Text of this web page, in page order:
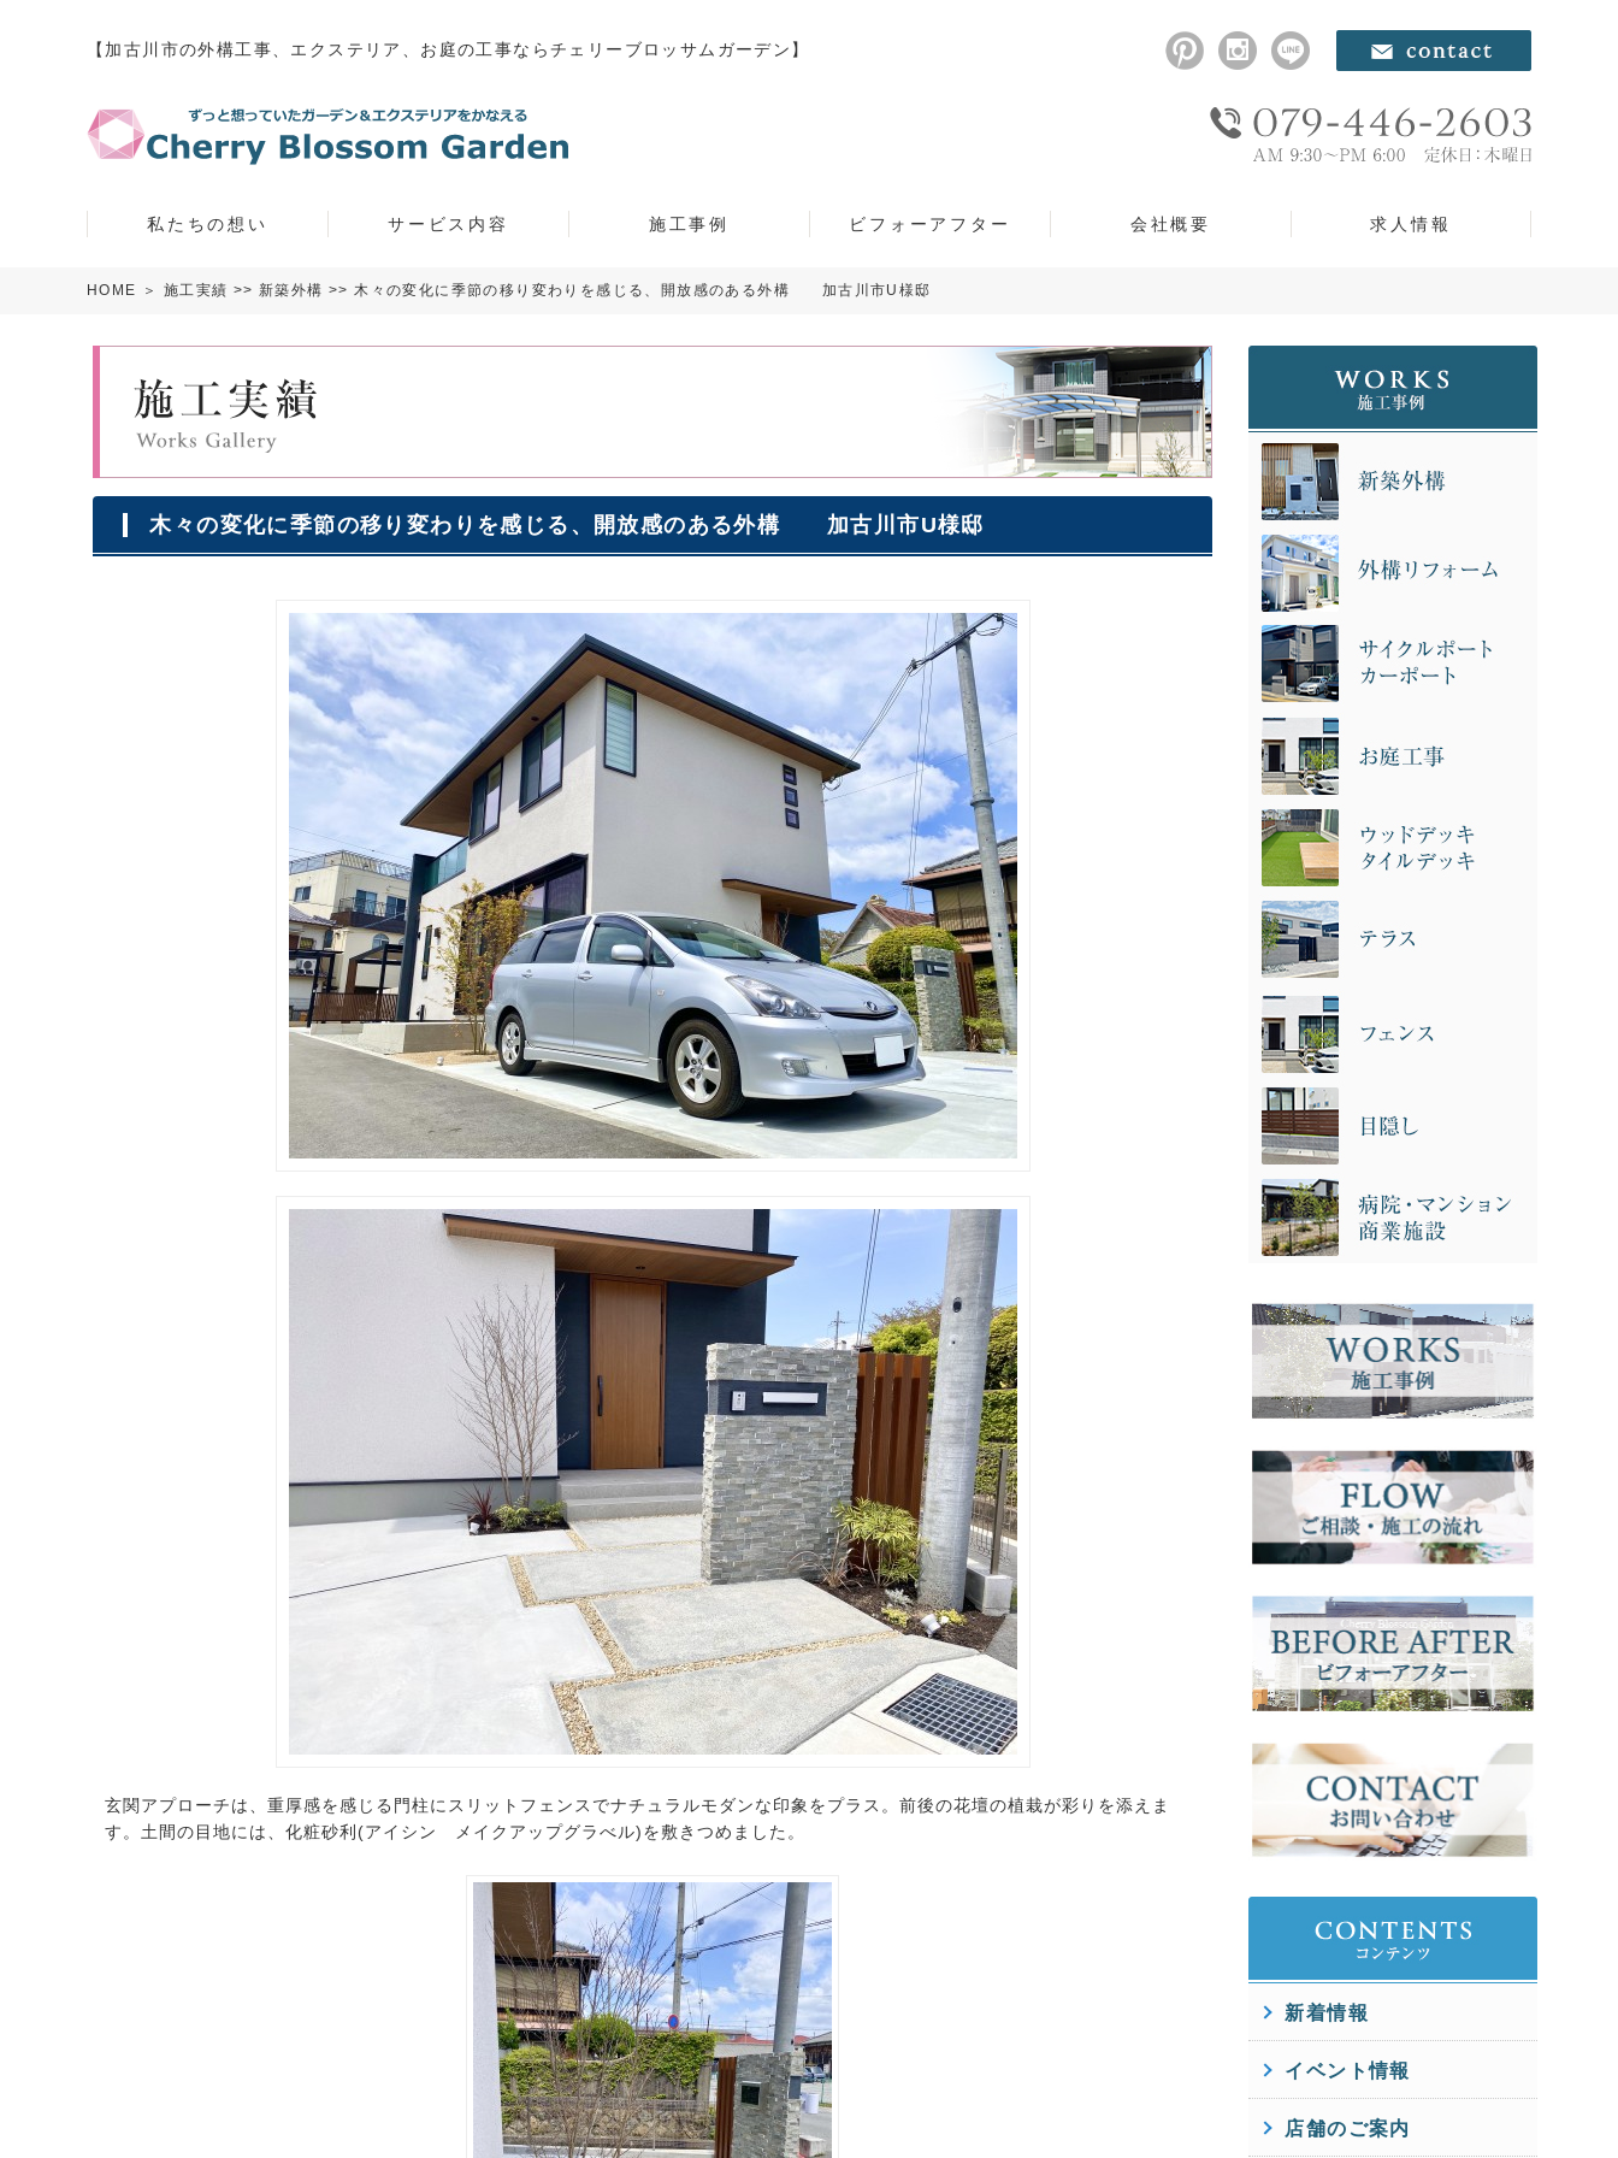
【加古川市の外構工事、エクステリア、お庭の工事ならチェリーブロッサムガーデン】
私たちの想い サービス内容 施工事例 ビフォーアフター 会社概要 求人情報
HOME ＞ 施工実績 >> 新築外構 >> 木々の変化に季節の移り変わりを感じる、開放感のある外構 加古川市U様邸
木々の変化に季節の移り変わりを感じる、開放感のある外構 加古川市U様邸
玄関アプローチは、重厚感を感じる門柱にスリットフェンスでナチュラルモダンな印象をプラス。前後の花壇の植栽が彩りを添えま
す。土間の目地には、化粧砂利(アイシン メイクアップグラべル)を敷きつめました。
新着情報
イベント情報
店舗のご案内